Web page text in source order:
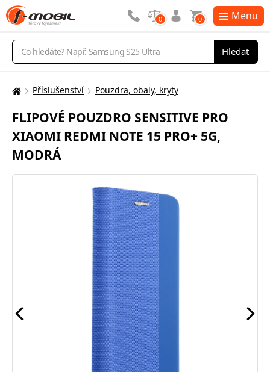
Vyhledávání
Hledat
0 0 Menu
Zde
nacházíte:
Příslušenství Pouzdra, obaly, kryty
FLIPOVÉ POUZDRO SENSITIVE PRO
XIAOMI REDMI NOTE 15 PRO+ 5G,
MODRÁ